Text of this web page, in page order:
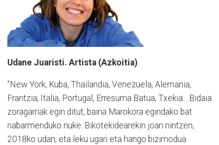
Udane Juaristi. Artista (Azkoitia)
"New York, Kuba, Thailandia, Venezuela, Alemania,
Frantzia, Italia, Portugal, Erresuma Batua, Txekia... Bidaia
zoragarriak egin ditut, baina Marokora egindako bat
nabarmenduko nuke. Bikotekidearekin joan nintzen,
2018ko udan, eta leku ugari eta hango bizimodua